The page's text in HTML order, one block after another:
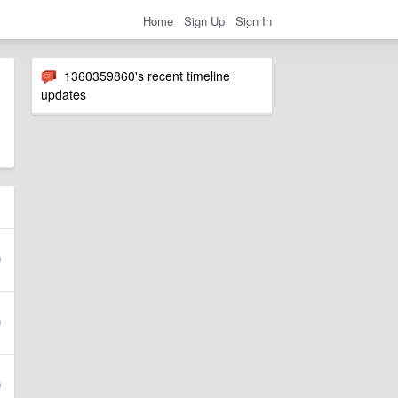
Home Sign Up Sign In
1360359860's recent timeline
updates